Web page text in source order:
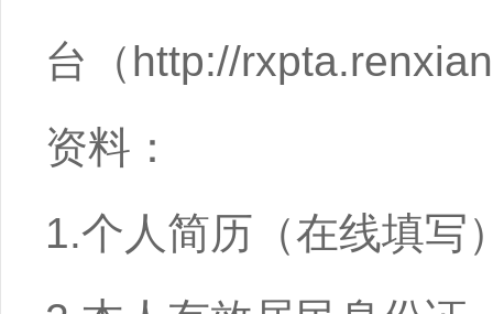
台（http://
资料：
1.个人简历（在线填写